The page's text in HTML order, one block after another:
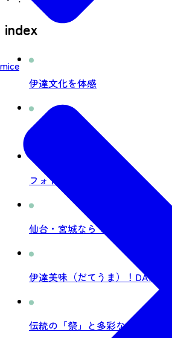
mice
index
伊達文化を体感
名湯に浸かる
フォトジェニックな街？！
仙台・宮城ならではの体験を！
伊達美味（だてうま）！DATEUMA
伝統の「祭」と多彩なイベント